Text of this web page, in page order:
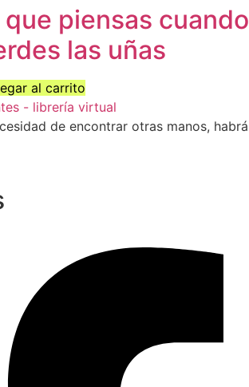
que piensas cuando
las uñas
al carrito
de encontrar otras manos, habrá